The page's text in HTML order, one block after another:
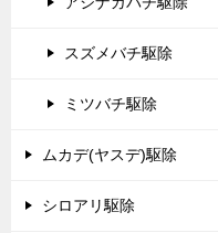
スズメバチ駆除
ミツバチ駆除
ムカデ(ヤスデ)駆除
シロアリ駆除